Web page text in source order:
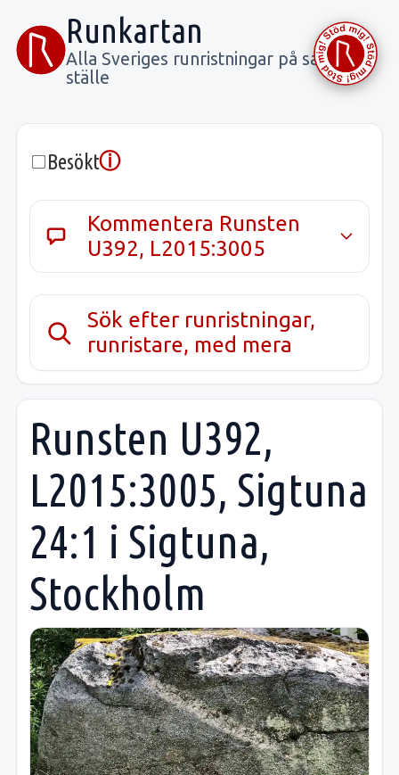
Runkartan
Alla Sveriges runristningar på samma
ställe
Besöktⓘ
Kommentera Runsten
U392, L2015:3005
Sök efter runristningar,
runristare, med mera
Runsten U392,
L2015:3005, Sigtuna
24:1 i Sigtuna,
Stockholm